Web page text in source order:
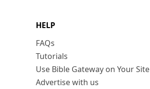
HELP
FAQs
Tutorials
Use Bible Gateway on Your Site
Advertise with us